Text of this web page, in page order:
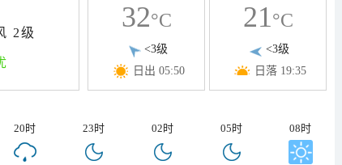
2级 32°C
<3级
日出 05:50
21°C
<3级
日落 19:35
20时 23时 02时 05时 08时